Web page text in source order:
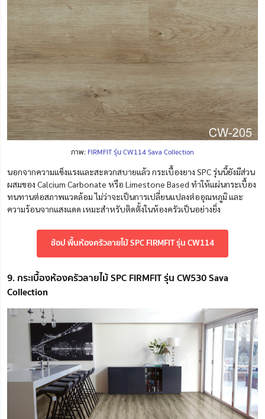
ภาพ: FIRMFIT รุ่น CW114 Sava Collection
นอกจากความแข็งแรงและสะดวกสบายแล้ว กระเบื้องยาง SPC รุ่นนี้ยังมีส่วน
ผสมของ Calcium Carbonate หรือ Limestone Based ทำให้แผ่นกระเบื้อง
ทนทานต่อสภาพแวดล้อม ไม่ว่าจะเป็นการเปลี่ยนแปลงต่ออุณหภูมิ และ
ความร้อนจากแสงแดด เหมะสำหรับติดตั้งในห้องครัวเป็นอย่างยิ่ง
ช้อป พื้นห้องครัวลายไม้ SPC FIRMFIT รุ่น CW114
9. กระเบื้องห้องครัวลายไม้ SPC FIRMFIT รุ่น CW530 Sava
Collection